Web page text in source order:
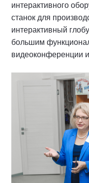
интерактивного
станок для
интерактивный
большим
видеоконференции